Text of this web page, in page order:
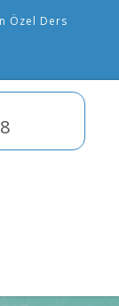
Özel Ders